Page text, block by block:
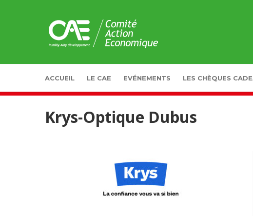
ACCUEIL LE CAE EVÉNEMENTS LES CHÈQUES
Krys-Optique Dubus